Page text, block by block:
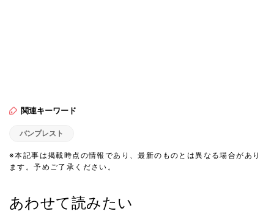
関連キーワード
バンプレスト
※本記事は掲載時点の情報であり、最新のものとは異なる場合があり
ます。予めご了承ください。
あわせて読みたい